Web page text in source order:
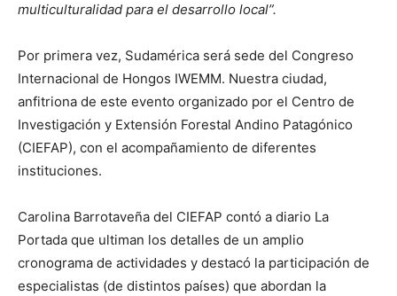
multiculturalidad para el desarrollo local”.
Por primera vez, Sudamérica será sede del Congreso
Internacional de Hongos IWEMM. Nuestra ciudad,
anfitriona de este evento organizado por el Centro de
Investigación y Extensión Forestal Andino Patagónico
(CIEFAP), con el acompañamiento de diferentes
instituciones.
Carolina Barrotaveña del CIEFAP contó a diario La
Portada que ultiman los detalles de un amplio
cronograma de actividades y destacó la participación de
especialistas (de distintos países) que abordan la